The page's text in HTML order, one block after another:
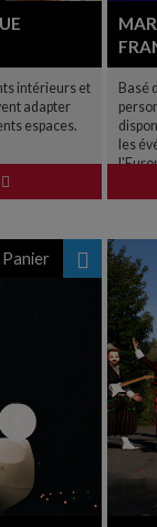
intérieurs et
adapter
espaces.
Basé
les